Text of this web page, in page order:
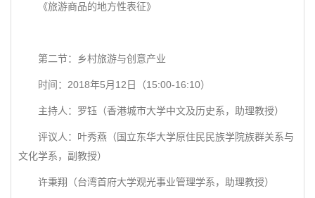
《旅游商品的地方性表征》
第二节：乡村旅游与创意产业
时间：2018年5月12日（15:00-16:10）
主持人：罗钰（香港城市大学中文及历史系，助理教授）
评议人：叶秀燕（国立东华大学原住民民族学院族群关系与
文化学系，副教授）
许秉翔（台湾首府大学观光事业管理学系，助理教授）